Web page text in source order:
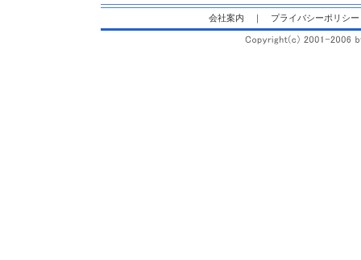
会社案内 ｜ プライバシーポリシー